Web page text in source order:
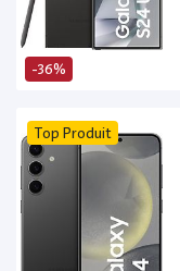
-36%
Top Produit